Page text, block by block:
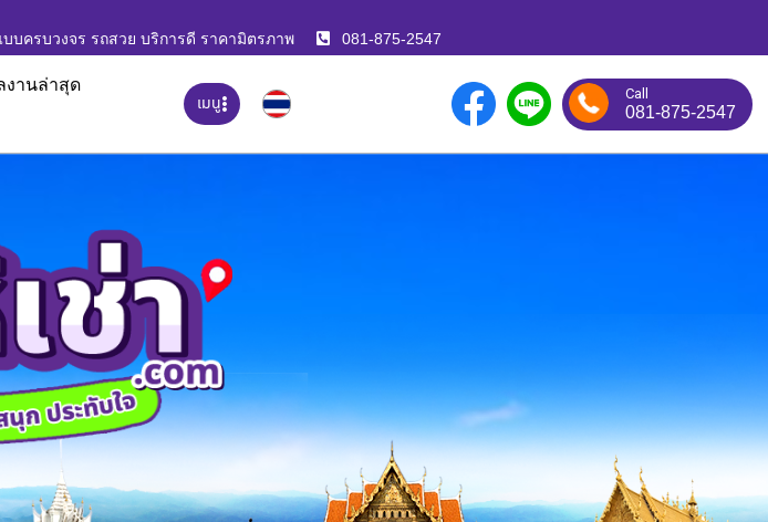
บครบวงจร รถสวย บริการดี ราคามิตรภาพ 081-875-2547
งานล่าสุด
เมนู Call
081-875-2547